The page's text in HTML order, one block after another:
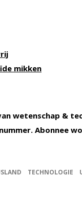
mikken
wetenschap &
Abonnee
TECHNOLOGIE